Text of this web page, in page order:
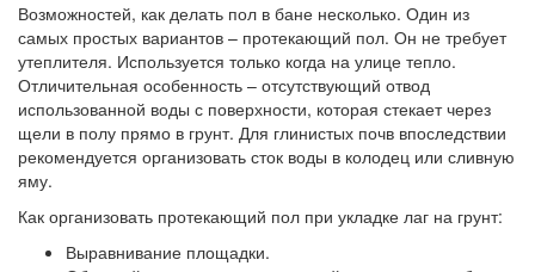
Возможностей, как делать пол в бане несколько. Один из
самых простых вариантов – протекающий пол. Он не требует
утеплителя. Используется только когда на улице тепло.
Отличительная особенность – отсутствующий отвод
использованной воды с поверхности, которая стекает через
щели в полу прямо в грунт. Для глинистых почв впоследствии
рекомендуется организовать сток воды в колодец или сливную
яму.
Как организовать протекающий пол при укладке лаг на грунт:
Выравнивание площадки.